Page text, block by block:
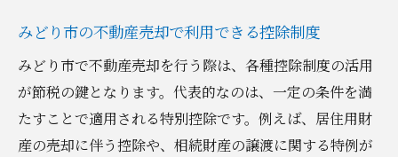
みどり市の不動産売却で利用できる控除制度
みどり市で不動産売却を行う際は、各種控除制度の活用
が節税の鍵となります。代表的なのは、一定の条件を満
たすことで適用される特別控除です。例えば、居住用財
産の売却に伴う控除や、相続財産の譲渡に関する特例が